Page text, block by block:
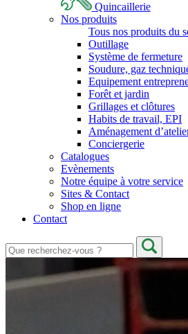
Quincaillerie
Nos produits
Tous nos produits du
Outillage
Système de fermeture
Soudure, gaz
Equipement
Forêt et jardin
Grillages et clôtures
Habits de travail, EPI
Aménagement
Conciergerie
Catalogues
Evènements
Notre équipe à votre service
Sites & Contact
Shop en ligne
Contact